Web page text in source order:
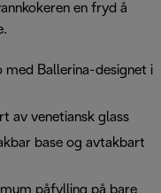
en fryd å
med Ballerina-designet i
av venetiansk glass
base og avtakbart
påfylling på bare